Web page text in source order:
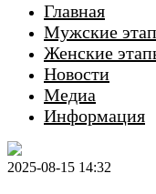
Главная
Мужские
Женские
Новости
Медиа
Информация
2025-08-15 14:32